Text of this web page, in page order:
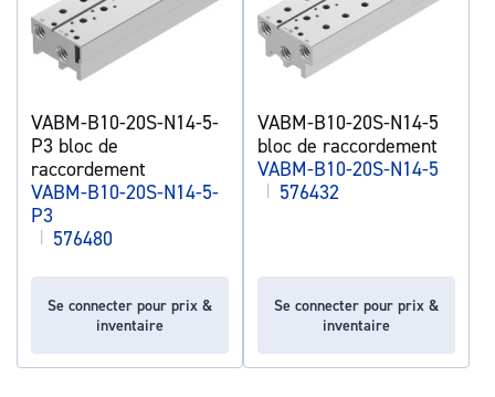
VABM-B10-20S-N14-5-
P3 bloc de
raccordement
VABM-B10-20S-N14-5-
P3
| 576480
Se connecter pour prix &
inventaire
VABM-B10-20S-N14-5
bloc de raccordement
VABM-B10-20S-N14-5
| 576432
Se connecter pour prix &
inventaire